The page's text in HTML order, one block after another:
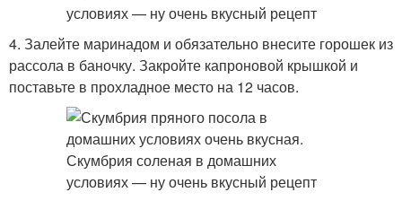
4. Залейте маринадом и обязательно внесите горошек из
рассола в баночку. Закройте капроновой крышкой и
поставьте в прохладное место на 12 часов.